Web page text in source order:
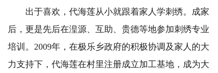
出于喜欢，代海莲从小就跟着家人学刺绣。成家
后，更是先后在湟源、互助、贵德等地参加刺绣专业
培训。2009年，在极乐乡政府的积极协调及家人的大
力支持下，代海莲在村里注册成立加工基地，成为大